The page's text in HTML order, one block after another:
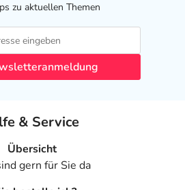
zu aktuellen Themen
& Service
Übersicht
gern für Sie da